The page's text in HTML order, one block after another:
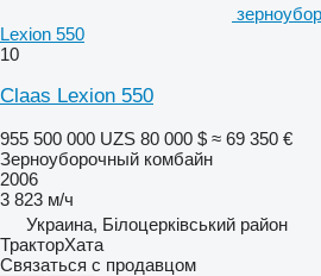
Lexion 550
10
Claas Lexion 550
955 500 000 UZS 80 000 $ ≈ 69 350 €
Зерноуборочный комбайн
2006
3 823 м/ч
Украина, Білоцерківський район
ТракторХата
Связаться с продавцом